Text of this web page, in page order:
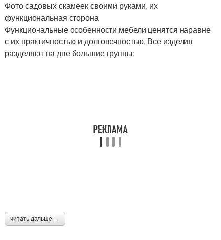
Фото садовых скамеек своими руками, их
функциональная сторона
Функциональные особенности мебели ценятся наравне
с их практичностью и долговечностью. Все изделия
разделяют на две большие группы:
читать дальше →